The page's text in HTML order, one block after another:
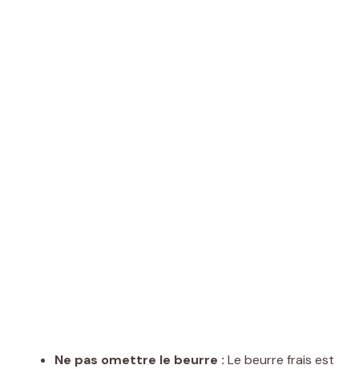
Ne pas omettre le beurre : Le beurre frais est